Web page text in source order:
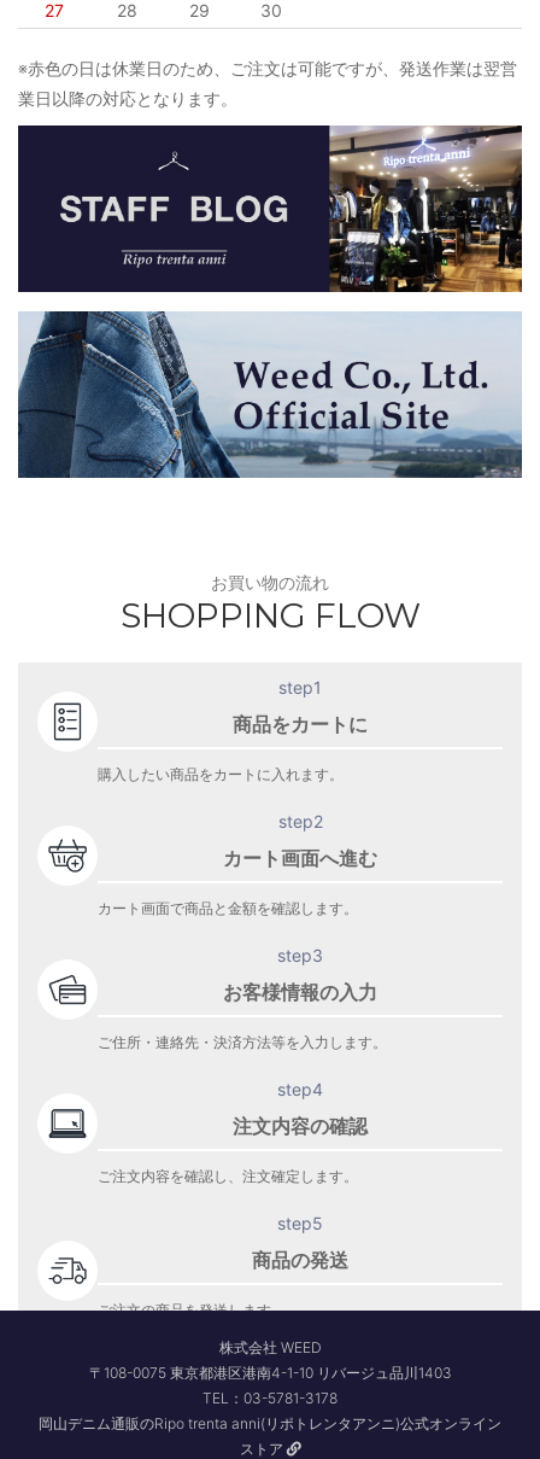
27 28 29 30
※赤色の日は休業日のため、ご注文は可能ですが、発送作業は翌営
業日以降の対応となります。
お買い物の流れ
SHOPPING FLOW
step1
商品をカートに
購入したい商品をカートに入れます。
step2
カート画面へ進む
カート画面で商品と金額を確認します。
step3
お客様情報の入力
ご住所・連絡先・決済方法等を入力します。
step4
注文内容の確認
ご注文内容を確認し、注文確定します。
step5
商品の発送
ご注文の商品を発送します。
株式会社 WEED
〒108-0075 東京都港区港南4-1-10 リバージュ品川1403
TEL：03-5781-3178
岡山デニム通販のRipo trenta anni(リポトレンタアンニ)公式オンライン
ストア